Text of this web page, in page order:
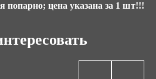
попарно; цена указана за 1 шт!!!